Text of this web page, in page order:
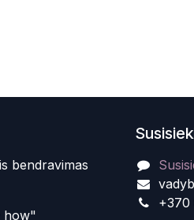
+370
bendravimas
how"